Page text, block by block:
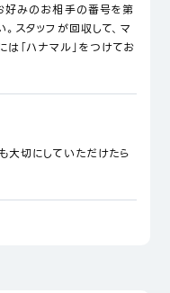
好みのお相手の番号を第
スタッフが回収して、マ
「ハナマル」をつけてお
大切にしていただけたら